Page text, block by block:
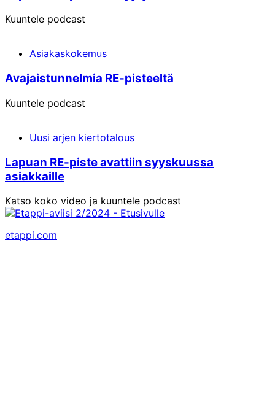
Kuuntele podcast
Asiakaskokemus
Avajais­tunnelmia RE-pisteeltä
Kuuntele podcast
Uusi arjen kiertotalous
Lapuan RE-piste avattiin syyskuussa
asiakkaille
Katso koko video ja kuuntele podcast
etappi.com